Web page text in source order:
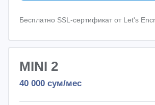
Бесплатно SSL-сертификат от Let's
MINI 2
40 000 сум/мес